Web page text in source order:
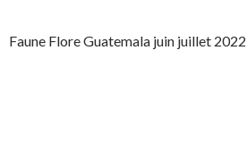
Faune Flore Guatemala juin juillet 2022